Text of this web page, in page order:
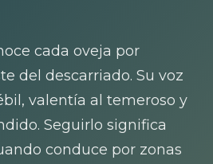
cada oveja por
del descarriado. Su voz
valentía al temeroso y
Seguirlo significa
conduce por zonas